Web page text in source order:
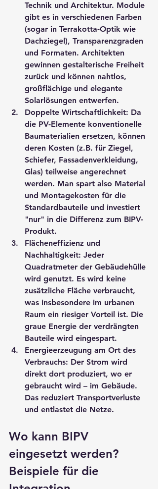
Technik und Architektur. Module
gibt es in verschiedenen Farben
(sogar in Terrakotta-Optik wie
Dachziegel), Transparenzgraden
und Formaten. Architekten
gewinnen gestalterische Freiheit
zurück und können nahtlos,
großflächige und elegante
Solarlösungen entwerfen.
Doppelte Wirtschaftlichkeit: Da
die PV-Elemente konventionelle
Baumaterialien ersetzen, können
deren Kosten (z.B. für Ziegel,
Schiefer, Fassadenverkleidung,
Glas) teilweise angerechnet
werden. Man spart also Material
und Montagekosten für die
Standardbauteile und investiert
"nur" in die Differenz zum BIPV-
Produkt.
Flächeneffizienz und
Nachhaltigkeit: Jeder
Quadratmeter der Gebäudehülle
wird genutzt. Es wird keine
zusätzliche Fläche verbraucht,
was insbesondere im urbanen
Raum ein riesiger Vorteil ist. Die
graue Energie der verdrängten
Bauteile wird eingespart.
Energieerzeugung am Ort des
Verbrauchs: Der Strom wird
direkt dort produziert, wo er
gebraucht wird – im Gebäude.
Das reduziert Transportverluste
und entlastet die Netze.
Wo kann BIPV
eingesetzt werden?
Beispiele für die